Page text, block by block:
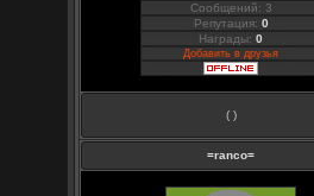
Сообщений: 3
Репутация: 0
Награды:0
Добавить в друзья
( )
=ranco=